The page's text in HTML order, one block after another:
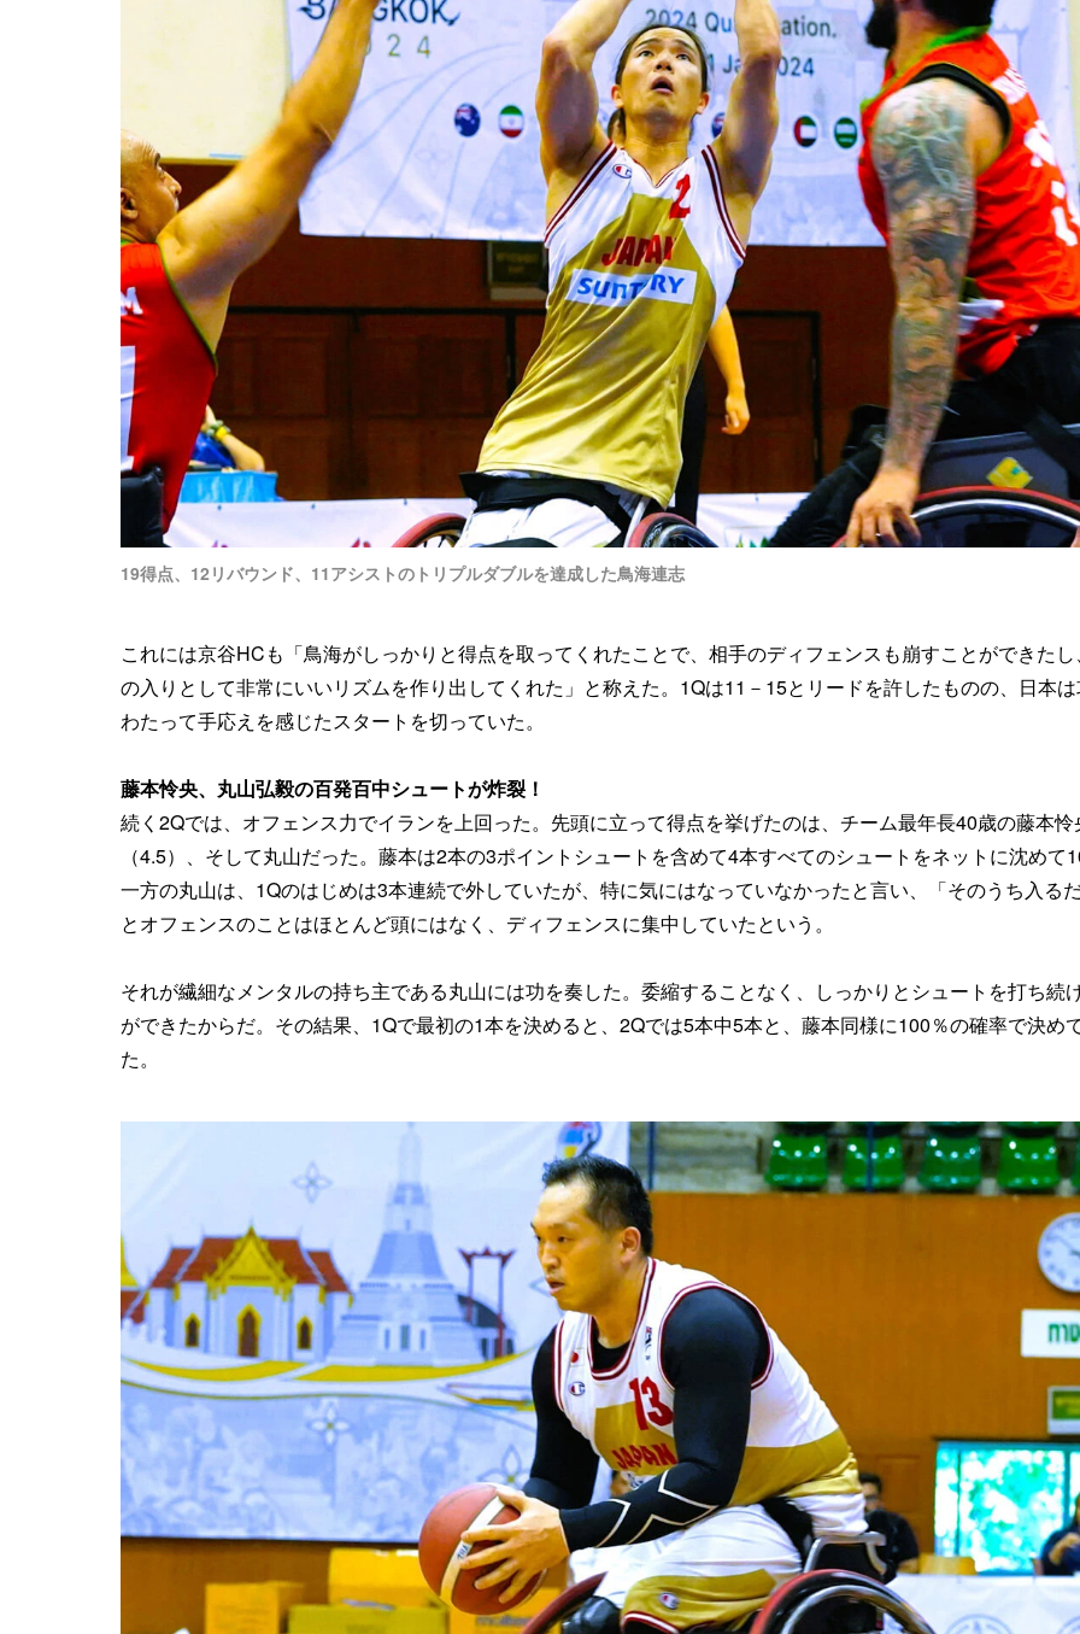
19得点、12リバウンド、11アシストのトリプルダブルを達成した鳥海連志
これには京谷HCも「鳥海がしっかりと得点を取ってくれたことで、相手のディフェンスも崩すことができた
の入りとして非常にいいリズムを作り出してくれた」と称えた。1Qは11－15とリードを許したものの、日本
わたって手応えを感じたスタートを切っていた。
藤本怜央、丸山弘毅の百発百中シュートが炸裂！
続く2Qでは、オフェンス力でイランを上回った。先頭に立って得点を挙げたのは、チーム最年長40歳の藤本怜
（4.5）、そして丸山だった。藤本は2本の3ポイントシュートを含めて4本すべてのシュートをネットに沈めて
一方の丸山は、1Qのはじめは3本連続で外していたが、特に気にはなっていなかったと言い、「そのうち入る
とオフェンスのことはほとんど頭にはなく、ディフェンスに集中していたという。
それが繊細なメンタルの持ち主である丸山には功を奏した。委縮することなく、しっかりとシュートを打ち続
ができたからだ。その結果、1Qで最初の1本を決めると、2Qでは5本中5本と、藤本同様に100％の確率で決め
た。